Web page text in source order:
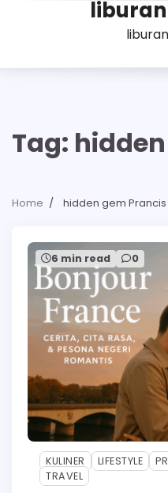
Tag:
Home hidden gem Prancis
6 min read 0
KULINER LIFESTYLE
TRAVEL